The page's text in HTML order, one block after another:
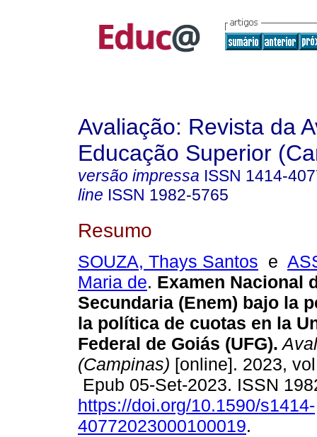
Avaliação: Revista da
Educação Superior
versão impressa ISSN 1414-
line ISSN 1982-5765
Resumo
SOUZA, Thays Santos e
Maria de. Examen Nacional
Secundaria (Enem) bajo la
la política de cuotas en la
Federal de Goiás (UFG).
(Campinas) [online]. 2023,
Epub 05-Set-2023. ISSN
https://doi.org/10.1590/s1414-
40772023000100019.